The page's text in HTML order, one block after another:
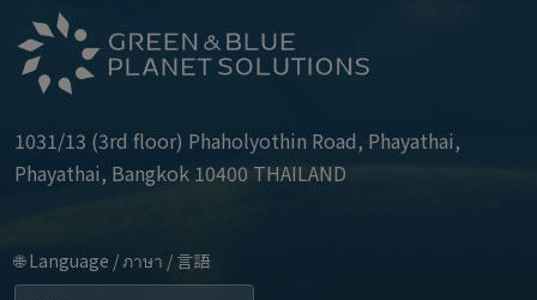
1031/13 (3rd floor) Phaholyothin Road, Phayathai,
Phayathai, Bangkok 10400 THAILAND
🌐 Language / ภาษา / 言語